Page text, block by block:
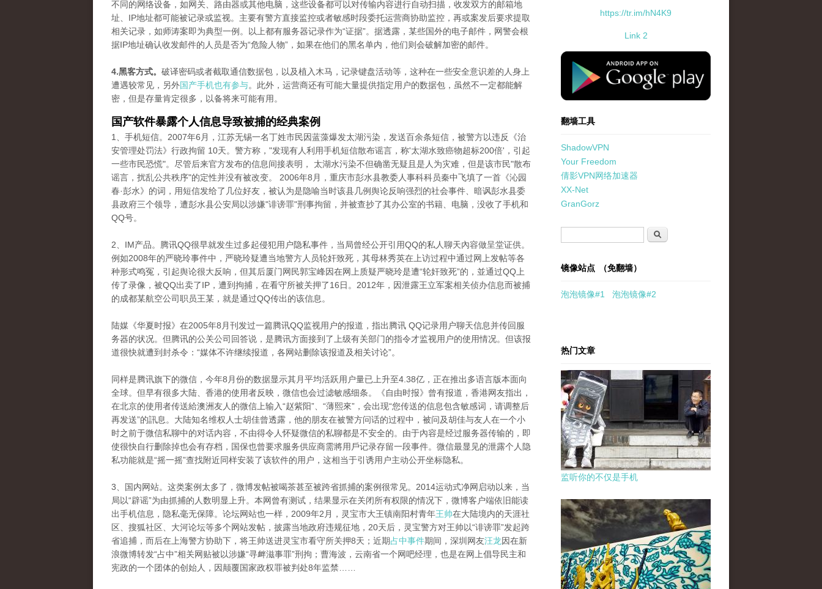
不同的网络设备，如网关、路由器或其他电脑，这些设备都可以对传输内容进行自动扫描，收发双方的邮箱地
址、IP地址都可能被记录或监视。主要有警方直接监控或者敏感时段委托运营商协助监控，再或案发后要求提取
相关记录，如师涛案即为典型一例。以上都有服务器记录作为“证据”。据透露，某些国外的电子邮件，网警会根
据IP地址确认收发邮件的人员是否为“危险人物”，如果在他们的黑名单内，他们则会破解加密的邮件。
4.黑客方式。 破译密码或者截取通信数据包，以及植入木马，记录键盘活动等，这种在一些安全意识差的人身上
遭遇较常见，另外国产手机也有参与。此外，运营商还有可能大量提供指定用户的数据包，虽然不一定都能解
密，但是存量肯定很多，以备将来可能有用。
国产软件暴露个人信息导致被捕的经典案例
1、手机短信。2007年6月，江苏无锡一名丁姓市民因蓝藻爆发太湖污染，发送百余条短信，被警方以违反《治
安管理处罚法》行政拘留 10天。警方称，"发现有人利用手机短信散布谣言，称'太湖水致癌物超标200倍'，引起
一些市民恐慌"。尽管后来官方发布的信息间接表明， 太湖水污染不但确凿无疑且是人为灾难，但是该市民"散布
谣言，扰乱公共秩序"的定性并没有被改变。 2006年8月，重庆市彭水县教委人事科科员秦中飞填了一首《沁园
春·彭水》的词，用短信发给了几位好友，被认为是隐喻当时该县几例舆论反响强烈的社会事件、暗讽彭水县委
县政府三个领导，遭彭水县公安局以涉嫌"诽谤罪"刑事拘留，并被查抄了其办公室的书籍、电脑，没收了手机和
QQ号。
2、IM产品。腾讯QQ很早就发生过多起侵犯用户隐私事件，当局曾经公开引用QQ的私人聊天內容做呈堂证供。
例如2008年的严晓玲事件中，严晓玲疑遭当地警方人员轮奸致死，其母林秀英在上访过程中通过网上发帖等各
种形式鸣冤，引起舆论很大反响，但其后厦门网民郭宝峰因在网上质疑严晓玲是遭“轮奸致死”的，並通过QQ上
传了录像，被QQ出卖了IP，遭到拘捕，在看守所被关押了16日。2012年，因泄露王立军案相关侦办信息而被捕
的成都某航空公司职员王某，就是通过QQ传出的该信息。
陆媒《华夏时报》在2005年8月刊发过一篇腾讯QQ监视用户的报道，指出腾讯 QQ记录用户聊天信息并传回服
务器的状况。但腾讯的公关公司回答说，是腾讯方面接到了上级有关部门的指令才监视用户的使用情况。但该报
道很快就遭到封杀令：“媒体不许继续报道，各网站删除该报道及相关讨论”。
同样是腾讯旗下的微信，今年8月份的数据显示其月平均活跃用户量已上升至4.38亿，正在推出多语言版本面向
全球。但早有很多大陆、香港的使用者反映，微信也会过滤敏感细条。《自由时报》曾有报道，香港网友指出，
在北京的使用者传送給澳洲友人的微信上输入“赵紫阳”、“薄熙來”，会出现“您传送的信息包含敏感词，请调整后
再发送”的訊息。大陆知名维权人士胡佳曾透露，他的朋友在被警方问话的过程中，被问及胡佳与友人在一个小
时之前于微信私聊中的对话内容，不由得令人怀疑微信的私聊都是不安全的。由于內容是经过服务器传输的，即
使很快自行删除掉也会有存档，国保也曾要求服务供应商需將用戶记录存留一段事件。微信最显见的泄露个人隐
私功能就是“摇一摇”查找附近同样安装了该软件的用户，这相当于引诱用户主动公开坐标隐私。
3、国内网站。这类案例太多了，微博发帖被喝茶甚至被跨省抓捕的案例很常见。2014运动式净网启动以来，当
局以“辟谣”为由抓捕的人数明显上升。本网曾有测试，结果显示在关闭所有权限的情况下，微博客户端依旧能读
出手机信息，隐私毫无保障。论坛网站也一样，2009年2月，灵宝市大王镇南阳村青年王帅在大陆境内的天涯社
区、搜狐社区、大河论坛等多个网站发帖，披露当地政府违规征地，20天后，灵宝警方对王帅以“诽谤罪”发起跨
省追捕，而后在上海警方协助下，将王帅送进灵宝市看守所关押8天；近期占中事件期间，深圳网友汪龙因在新
浪微博转发“占中”相关网贴被以涉嫌“寻衅滋事罪”刑拘；曹海波，云南省一个网吧经理，也是在网上倡导民主和
宪政的一个团体的创始人，因颠覆国家政权罪被判处8年监禁……
https://tr.im/hN4K9
Link 2
standard-icon-googleplay-app-store.png
翻墙工具
ShadowVPN
Your Freedom
倩影VPN网络加速器
XX-Net
GranGorz
搜索
镜像站点 （免翻墙）
泡泡镜像#1 泡泡镜像#2
热门文章
监听你的不仅是手机